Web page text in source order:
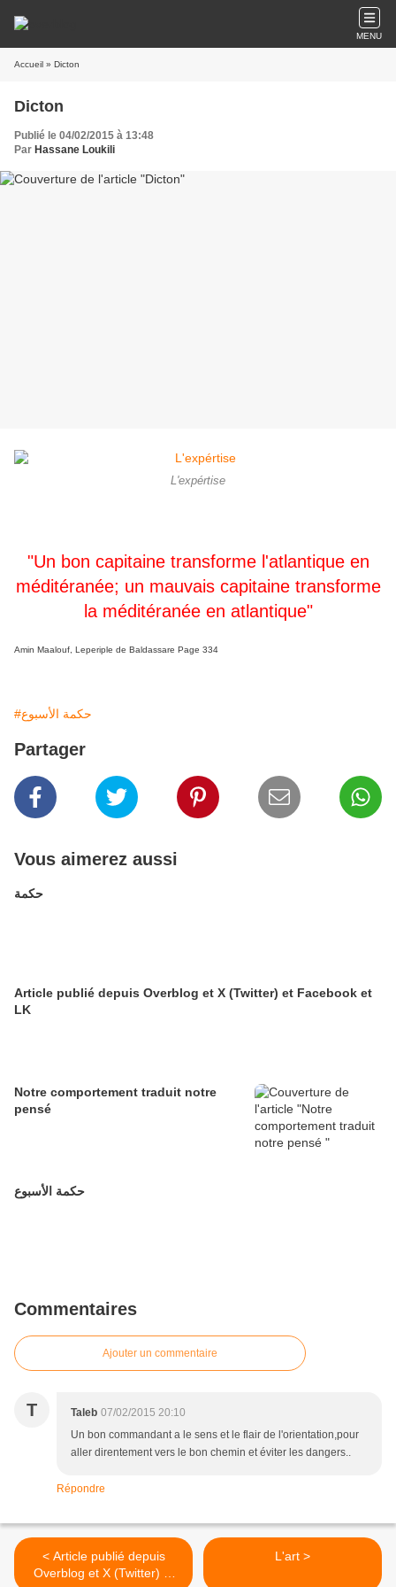
MENU
Accueil » Dicton
Dicton
Publié le 04/02/2015 à 13:48
Par Hassane Loukili
L'expértise
"Un bon capitaine transforme l'atlantique en
méditéranée; un mauvais capitaine transforme
la méditéranée en atlantique"
Amin Maalouf, Leperiple de Baldassare Page 334
#حكمة الأسبوع
Partager
Vous aimerez aussi
حكمة
Article publié depuis Overblog et X (Twitter) et Facebook et
LK
Notre comportement traduit notre
pensé
حكمة الأسبوع
Commentaires
Ajouter un commentaire
T Taleb 07/02/2015 20:10
Un bon commandant a le sens et le flair de l'orientation,pour
aller direntement vers le bon chemin et éviter les dangers..
Répondre
< Article publié depuis
Overblog et X (Twitter) et
L'art >